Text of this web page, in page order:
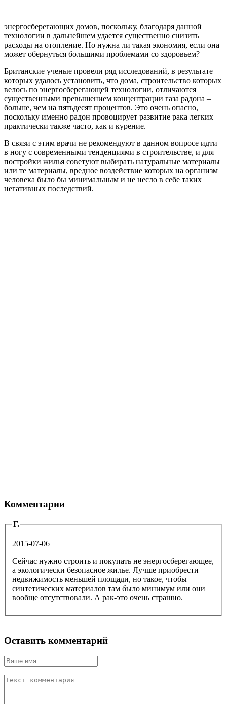
энергосберегающих домов, поскольку, благодаря данной
технологии в дальнейшем удается существенно снизить
расходы на отопление. Но нужна ли такая экономия, если она
может обернуться большими проблемами со здоровьем?
Британские ученые провели ряд исследований, в результате
которых удалось установить, что дома, строительство которых
велось по энергосберегающей технологии, отличаются
существенными превышением концентрации газа радона –
больше, чем на пятьдесят процентов. Это очень опасно,
поскольку именно радон провоцирует развитие рака легких
практически также часто, как и курение.
В связи с этим врачи не рекомендуют в данном вопросе идти
в ногу с современными тенденциями в строительстве, и для
постройки жилья советуют выбирать натуральные материалы
или те материалы, вредное воздействие которых на организм
человека было бы минимальным и не несло в себе таких
негативных последствий.
Комментарии
Г.
2015-07-06
Сейчас нужно строить и покупать не энергосберегающее,
а экологически безопасное жилье. Лучше приобрести
недвижимость меньшей площади, но такое, чтобы
синтетических материалов там было минимум или они
вообще отсутствовали. А рак-это очень страшно.
Оставить комментарий